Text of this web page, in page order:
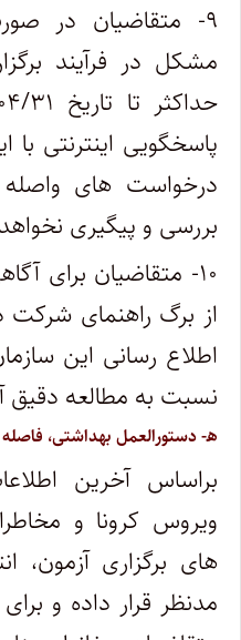
۹- متقاضیان در
مشکل در فرآیند
پاسخگویی اینترنتی با
درخواست های واصله
بررسی و پیگیری
۱۰- متقاضیان برای
از برگ راهنمای شرکت
اطلاع رسانی این
نسبت به مطالعه دقیق
ه‍- دستورالعمل بهداشتی،
براساس آخرین
ویروس کرونا و
های برگزاری آزمون،
مدنظر قرار داده و